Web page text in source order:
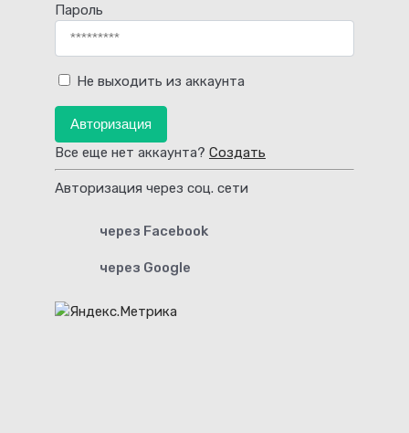
Пароль
Не выходить из аккаунта
Авторизация
Все еще нет аккаунта? Создать
Авторизация через соц. сети
через Facebook
через Google